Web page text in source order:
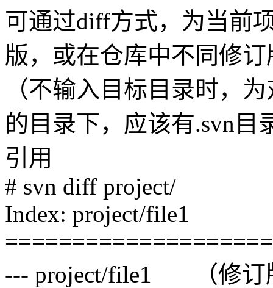
可通过diff方式，为当前
版，或在仓库中不同修
（不输入目标目录时，
的目录下，应该有.svn目
引用
# svn diff project/
Index: project/file1
--- project/file1 （修订